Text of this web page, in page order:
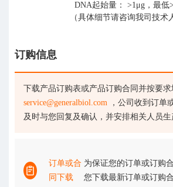
DNA起始量： >1μg，最低
（具体细节请咨询我司技术
订购信息
下载产品订购表或产品订购合同并按要求
service@generalbiol.com ，公司收到订单
及时与您回复及确认，并安排相关人员生
订单或合
同下载
为保证您的订单或订购
您下载最新订单或订购合